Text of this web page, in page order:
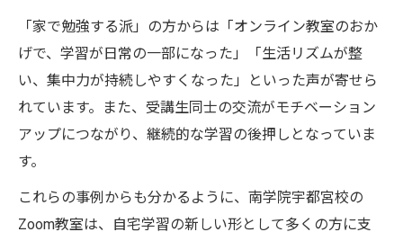
「家で勉強する派」の方からは「オンライン教室のおか
げで、学習が日常の一部になった」「生活リズムが整
い、集中力が持続しやすくなった」といった声が寄せら
れています。また、受講生同士の交流がモチベーション
アップにつながり、継続的な学習の後押しとなっていま
す。
これらの事例からも分かるように、南学院宇都宮校の
Zoom教室は、自宅学習の新しい形として多くの方に支